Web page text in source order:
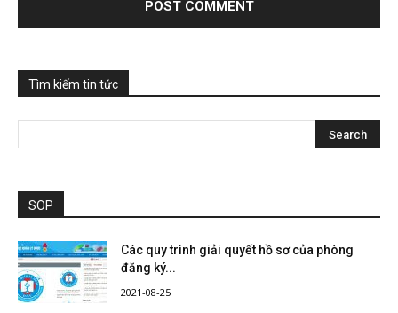
Tìm kiếm tin tức
SOP
Các quy trình giải quyết hồ sơ của phòng
đăng ký...
2021-08-25